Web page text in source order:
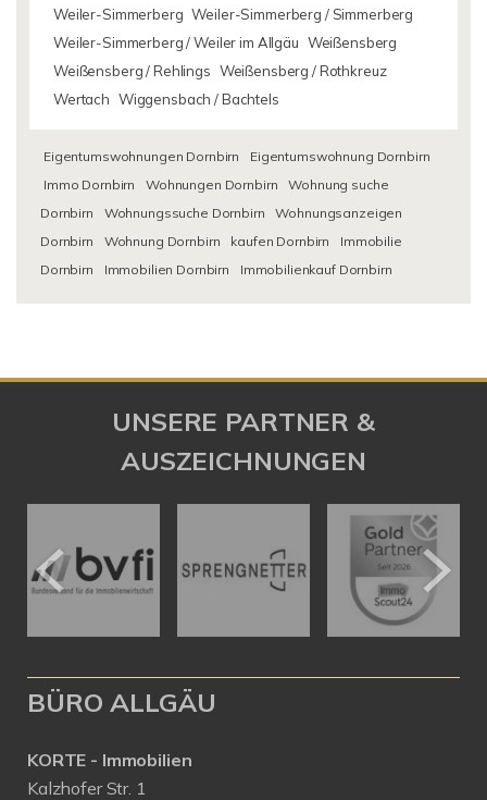
Weiler-Simmerberg Weiler-Simmerberg / Simmerberg
Weiler-Simmerberg / Weiler im Allgäu Weißensberg
Weißensberg / Rehlings Weißensberg / Rothkreuz
Wertach Wiggensbach / Bachtels
Eigentumswohnungen Dornbirn
Eigentumswohnung Dornbirn
Immo Dornbirn
Wohnungen Dornbirn
Wohnung suche
Dornbirn
Wohnungssuche Dornbirn
Wohnungsanzeigen
Dornbirn
Wohnung Dornbirn kaufen Dornbirn
Immobilie
Dornbirn
Immobilien Dornbirn Immobilienkauf Dornbirn
UNSERE PARTNER &
AUSZEICHNUNGEN
BÜRO ALLGÄU
KORTE - Immobilien
Kalzhofer Str. 1